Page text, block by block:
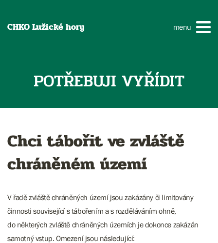
CHKO Lužické hory menu
POTŘEBUJI VYŘÍDIT
Chci tábořit ve zvláště
chráněném území
V řadě zvláště chráněných území jsou zakázány či limitovány
činnosti související s tábořením a s rozděláváním ohně,
do některých zvláště chráněných územích je dokonce zakázán
samotný vstup. Omezení jsou následující: